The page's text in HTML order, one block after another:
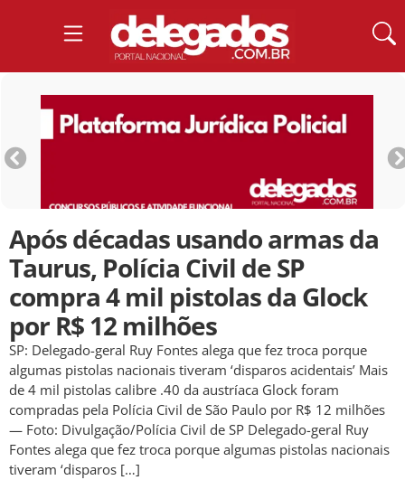
Após décadas usando armas da
Taurus, Polícia Civil de SP
compra 4 mil pistolas da Glock
por R$ 12 milhões
SP: Delegado-geral Ruy Fontes alega que fez troca porque
algumas pistolas nacionais tiveram ‘disparos acidentais’ Mais
de 4 mil pistolas calibre .40 da austríaca Glock foram
compradas pela Polícia Civil de São Paulo por R$ 12 milhões
— Foto: Divulgação/Polícia Civil de SP Delegado-geral Ruy
Fontes alega que fez troca porque algumas pistolas nacionais
tiveram ‘disparos […]